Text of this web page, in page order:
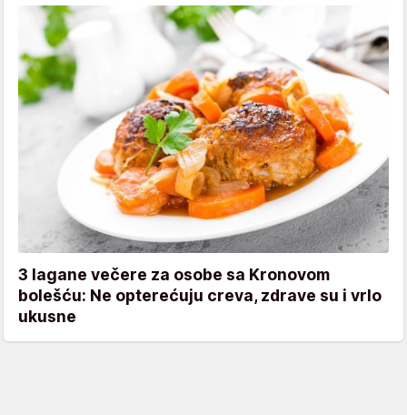
3 lagane večere za osobe sa Kronovom
bolešću: Ne opterećuju creva, zdrave su i vrlo
ukusne